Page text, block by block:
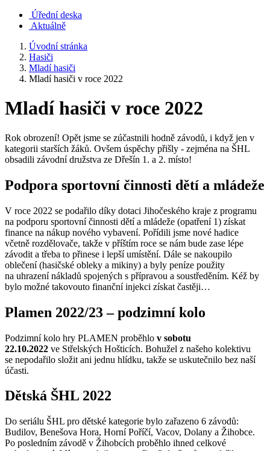
Úřední deska
Aktuálně
Úvodní stránka
Hasiči
Mladí hasiči
Mladí hasiči v roce 2022
Mladí hasiči v roce 2022
Rok obrození! Opět jsme se zúčastnili hodně závodů, i když jen v
kategorii starších žáků. Ovšem úspěchy přišly - zejména na ŠHL
obsadili závodní družstva ze Dřešín 1. a 2. místo!
Podpora sportovní činnosti dětí a mládeže
V roce 2022 se podařilo díky dotaci Jihočeského kraje z programu
na podporu sportovní činnosti dětí a mládeže (opatření 1) získat
finance na nákup nového vybavení. Pořídili jsme nové hadice
včetně rozdělovače, takže v příštím roce se nám bude zase lépe
závodit a třeba to přinese i lepší umístění. Dále se nakoupilo
oblečení (hasičské obleky a mikiny) a byly peníze použity
na uhrazení nákladů spojených s přípravou a soustředěním. Kéž by
bylo možné takovouto finanční injekci získat častěji…
Plamen 2022/23 – podzimní kolo
Podzimní kolo hry PLAMEN proběhlo v sobotu
22.10.2022 ve Střelských Hošticích. Bohužel z našeho kolektivu
se nepodařilo složit ani jednu hlídku, takže se uskutečnilo bez naší
účasti.
Dětská ŠHL 2022
Do seriálu ŠHL pro dětské kategorie bylo zařazeno 6 závodů:
Budilov, Benešova Hora, Horní Poříčí, Vacov, Dolany a Žihobce.
Po posledním závodě v Žihobcích proběhlo ihned celkové